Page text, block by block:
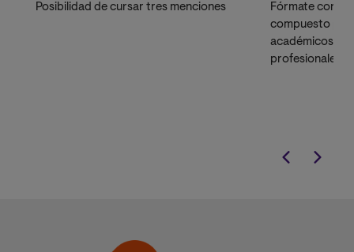
Posibilidad de cursar tres menciones
Fórmate con
compuesto
académicos
profesionales